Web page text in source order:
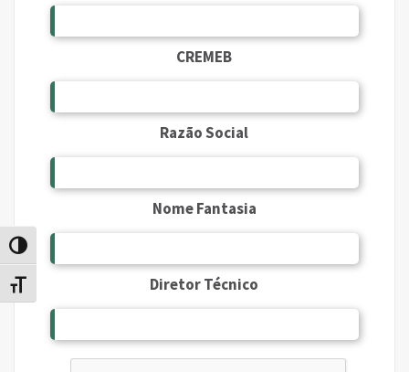
Alternar alto contraste
Alternar tamanho da fonte
CREMEB
Razão Social
Nome Fantasia
Diretor Técnico